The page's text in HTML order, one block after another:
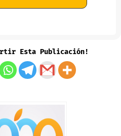
Esta Publicación!